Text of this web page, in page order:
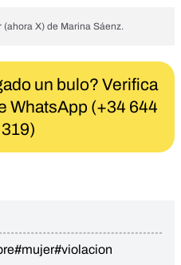
X) de Marina Sáenz.
un bulo? Verifica
WhatsApp (+34 644
#mujer#violacion